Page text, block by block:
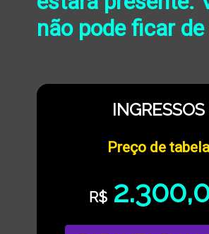
não pode ficar
INGRESSOS
Preço de tabela
R$